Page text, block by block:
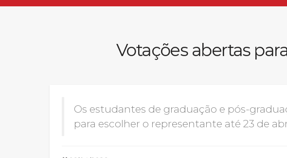
2ª Graduação
Votações abertas
Os estudantes de graduação e pós-
para escolher o representante até 23 de